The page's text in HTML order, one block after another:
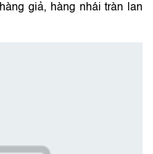
giả, hàng nhái tràn lan